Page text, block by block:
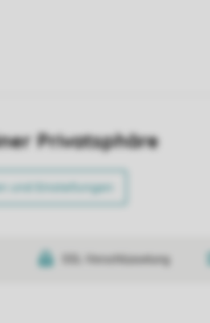
Privatsphäre
und Einstellungen
SSL-Verschlüsselung